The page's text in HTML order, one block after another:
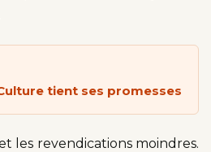
tient ses promesses
les revendications moindres.